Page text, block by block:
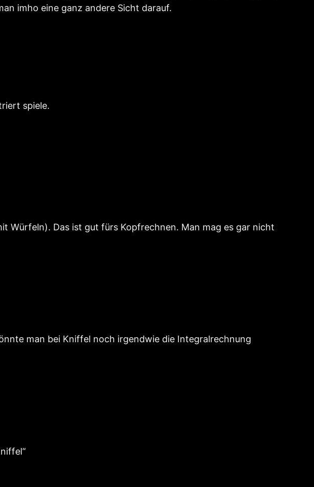
imho eine ganz andere Sicht darauf.
spiele.
Würfeln). Das ist gut fürs Kopfrechnen. Man mag es gar nicht
man bei Kniffel noch irgendwie die Integralrechnung